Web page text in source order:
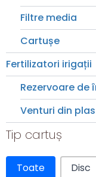
Filtre media
Cartușe
Fertilizatori irigații
Rezervoare de
Venturi din
Tip cartuș
Tip cartuș
Toate Disc